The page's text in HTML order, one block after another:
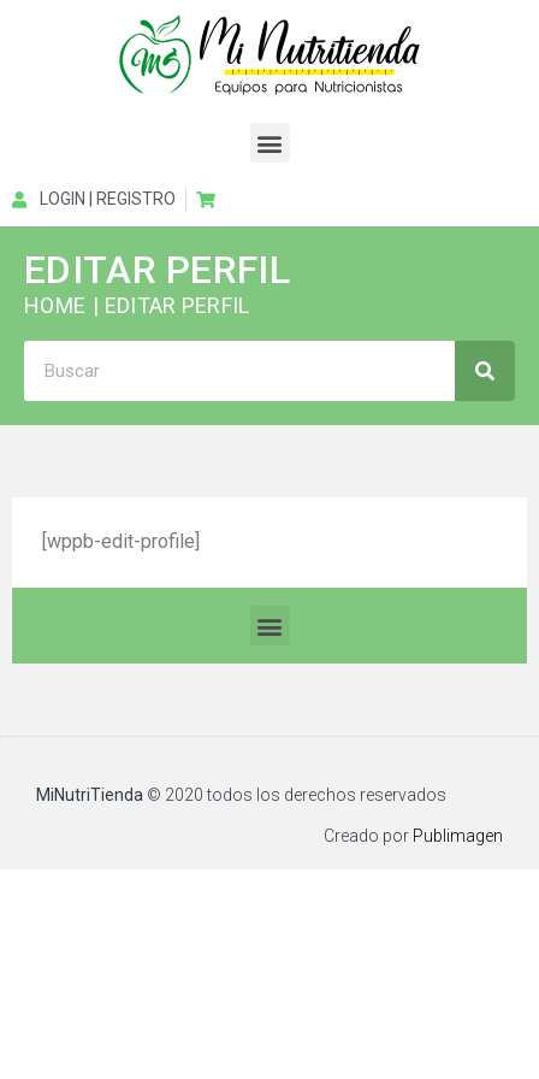
LOGIN | REGISTRO
EDITAR PERFIL
HOME | EDITAR PERFIL
[wppb-edit-profile]
MiNutriTienda © 2020 todos los derechos reservados​
Creado por Publimagen